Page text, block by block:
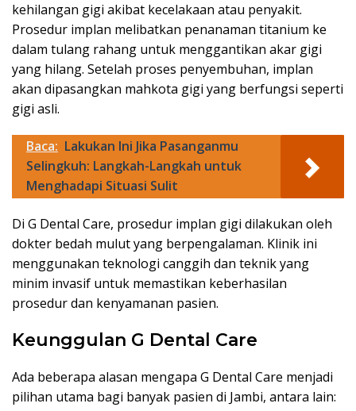
kehilangan gigi akibat kecelakaan atau penyakit.
Prosedur implan melibatkan penanaman titanium ke
dalam tulang rahang untuk menggantikan akar gigi
yang hilang. Setelah proses penyembuhan, implan
akan dipasangkan mahkota gigi yang berfungsi seperti
gigi asli.
Baca: Lakukan Ini Jika Pasanganmu
Selingkuh: Langkah-Langkah untuk
Menghadapi Situasi Sulit
Di G Dental Care, prosedur implan gigi dilakukan oleh
dokter bedah mulut yang berpengalaman. Klinik ini
menggunakan teknologi canggih dan teknik yang
minim invasif untuk memastikan keberhasilan
prosedur dan kenyamanan pasien.
Keunggulan G Dental Care
Ada beberapa alasan mengapa G Dental Care menjadi
pilihan utama bagi banyak pasien di Jambi, antara lain: